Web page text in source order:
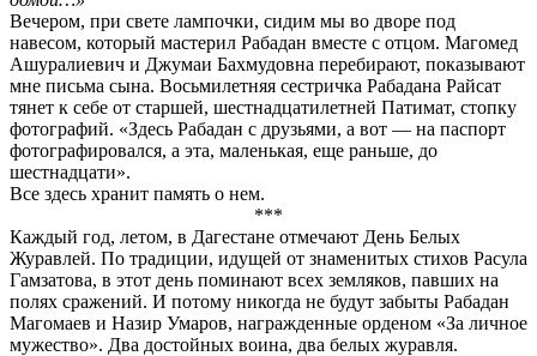
Вечером, при свете лампочки, сидим мы во дворе под
навесом, который мастерил Рабадан вместе с отцом. Магомед
Ашуралиевич и Джумаи Бахмудовна перебирают, показывают
мне письма сына. Восьмилетняя сестричка Рабадана Райсат
тянет к себе от старшей, шестнадцатилетней Патимат, стопку
фотографий. «Здесь Рабадан с друзьями, а вот — на паспорт
фотографировался, а эта, маленькая, еще раньше, до
шестнадцати».
Все здесь хранит память о нем.
***
Каждый год, летом, в Дагестане отмечают День Белых
Журавлей. По традиции, идущей от знаменитых стихов Расула
Гамзатова, в этот день поминают всех земляков, павших на
полях сражений. И потому никогда не будут забыты Рабадан
Магомаев и Назир Умаров, награжденные орденом «За личное
мужество». Два достойных воина, два белых журавля.